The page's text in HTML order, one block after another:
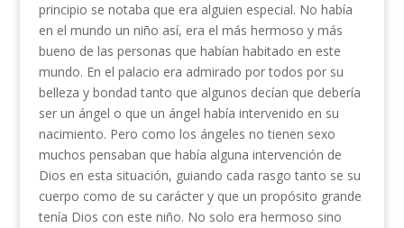
principio se notaba que era alguien especial. No había
en el mundo un niño así, era el más hermoso y más
bueno de las personas que habían habitado en este
mundo. En el palacio era admirado por todos por su
belleza y bondad tanto que algunos decían que debería
ser un ángel o que un ángel había intervenido en su
nacimiento. Pero como los ángeles no tienen sexo
muchos pensaban que había alguna intervención de
Dios en esta situación, guiando cada rasgo tanto se su
cuerpo como de su carácter y que un propósito grande
tenía Dios con este niño. No solo era hermoso sino